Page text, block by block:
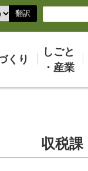
翻訳
くり
しごと
・産業
収税課